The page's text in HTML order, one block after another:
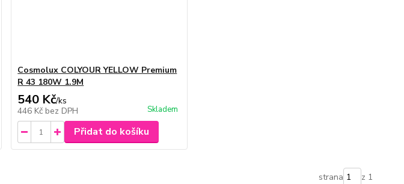
Cosmolux COLYOUR YELLOW Premium
R 43 180W 1.9M
540 Kč/ks
446 Kč bez DPH Skladem
Přidat do košíku
strana z 1